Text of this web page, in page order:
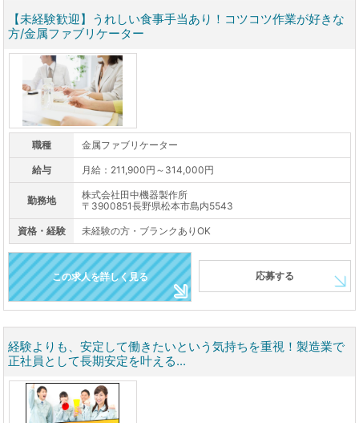
【未経験歓迎】うれしい食事手当あり！コツコツ作業が好きな
方/金属ファブリケーター
職種 金属ファブリケーター
給与 月給：211,900円～314,000円
勤務地
株式会社田中機器製作所
〒3900851長野県松本市島内5543
資格・経験 未経験の方・ブランクありOK
この求人を詳しく見る 応募する
経験よりも、安定して働きたいという気持ちを重視！製造業で
正社員として長期安定を叶える...